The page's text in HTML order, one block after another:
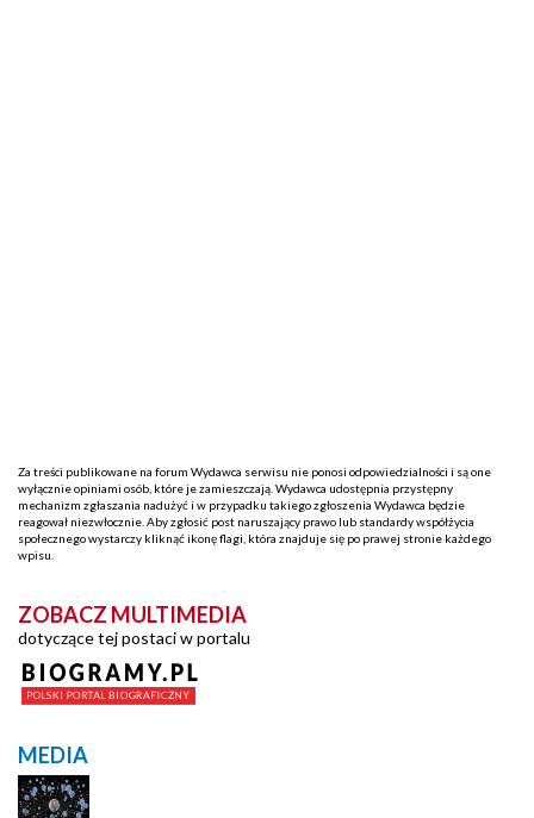
Za treści publikowane na forum Wydawca serwisu nie ponosi odpowiedzialności i są one
wyłącznie opiniami osób, które je zamieszczają. Wydawca udostępnia przystępny
mechanizm zgłaszania nadużyć i w przypadku takiego zgłoszenia Wydawca będzie
reagował niezwłocznie. Aby zgłosić post naruszający prawo lub standardy współżycia
społecznego wystarczy kliknąć ikonę flagi, która znajduje się po prawej stronie każdego
wpisu.
ZOBACZ MULTIMEDIA
dotyczące tej postaci w portalu
MEDIA